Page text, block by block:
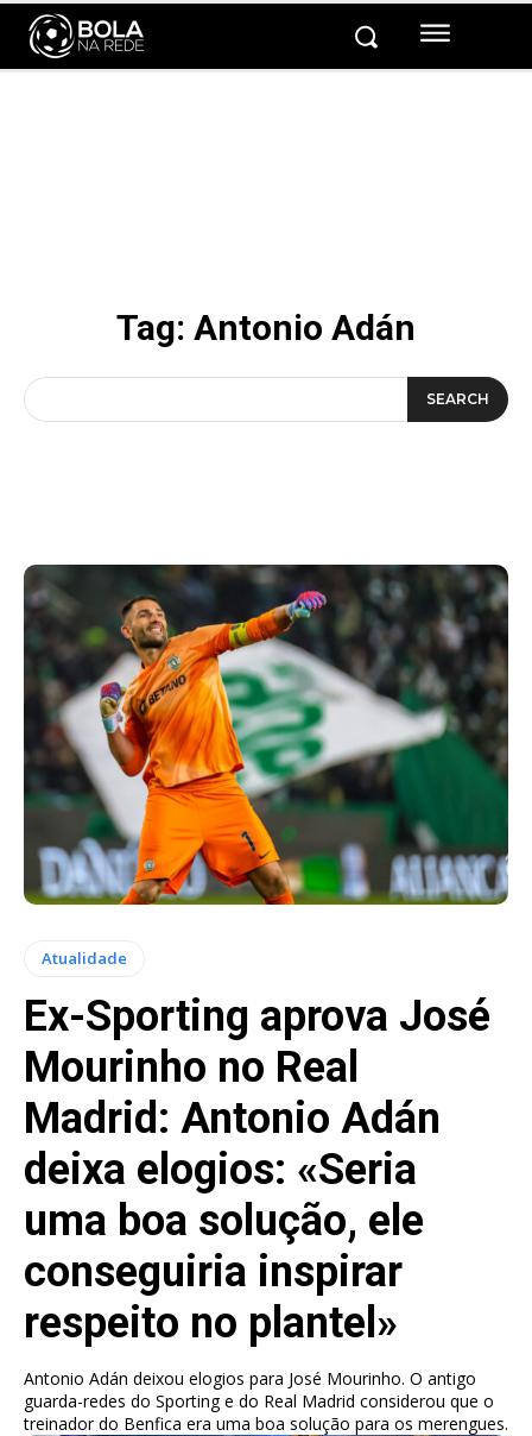
Tag: Antonio Adán
SEARCH
Atualidade
Ex-Sporting aprova José
Mourinho no Real
Madrid: Antonio Adán
deixa elogios: «Seria
uma boa solução, ele
conseguiria inspirar
respeito no plantel»
Antonio Adán deixou elogios para José Mourinho. O antigo
guarda-redes do Sporting e do Real Madrid considerou que o
treinador do Benfica era uma boa solução para os merengues.